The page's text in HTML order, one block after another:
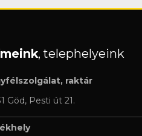
, telephelyeink
raktár
Göd, Pesti út 21.